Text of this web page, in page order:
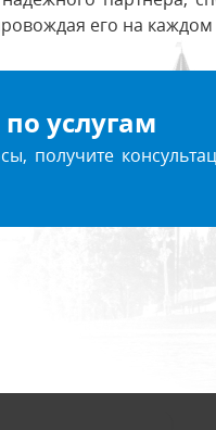
его на каждом
услугам
получите